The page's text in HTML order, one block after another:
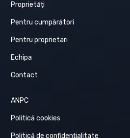
Proprietăți
Pentru cumpărători
Pentru proprietari
Echipa
Contact
ANPC
Politică cookies
Politică de confidențialitate